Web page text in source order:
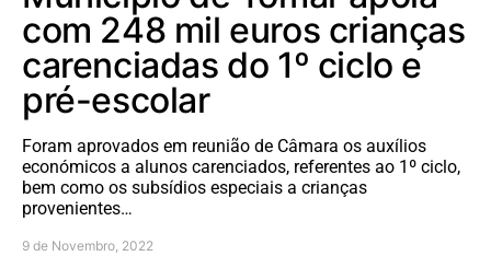
com 248 mil euros crianças
carenciadas do 1º ciclo e
pré-escolar
Foram aprovados em reunião de Câmara os auxílios
económicos a alunos carenciados, referentes ao 1º ciclo,
bem como os subsídios especiais a crianças
provenientes…
9 de Novembro, 2022